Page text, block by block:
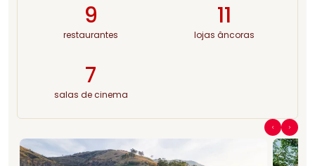
9
restaurantes
11
lojas âncoras
7
salas de cinema